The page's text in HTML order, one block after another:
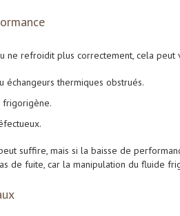
ne refroidit plus correctement, cela peut
échangeurs thermiques obstrués.
suffire, mais si la baisse de
de fuite, car la manipulation du fluide